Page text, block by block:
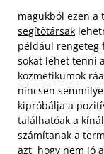
magukból ezen a
segítőtársak
például rengeteg
sokat lehet tenni
kozmetikumok
nincsen
kipróbálja a
találhatóak a
számítanak a
azt, hogy nem jó